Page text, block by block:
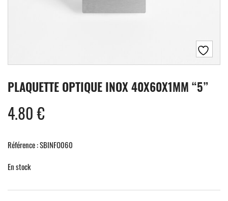
PLAQUETTE OPTIQUE INOX 40X60X1MM “5”
4.80€
Référence : SBINFO060
En stock